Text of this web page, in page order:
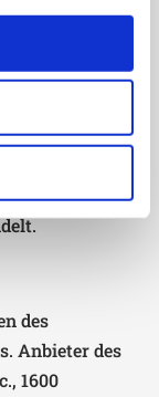
Als
an der
fehlerfreien
Dienste.
für
in dieser
des
Anbieter des
1600